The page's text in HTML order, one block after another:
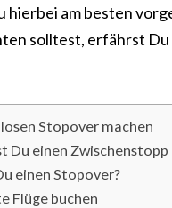
hierbei am besten
solltest, erfährst Du
Stopover machen
Du einen Zwischenstopp
einen Stopover?
Flüge buchen